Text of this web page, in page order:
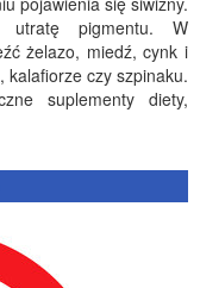
utratę pigmentu. W
żelazo, miedź, cynk i
kalafiorze czy szpinaku.
suplementy diety,